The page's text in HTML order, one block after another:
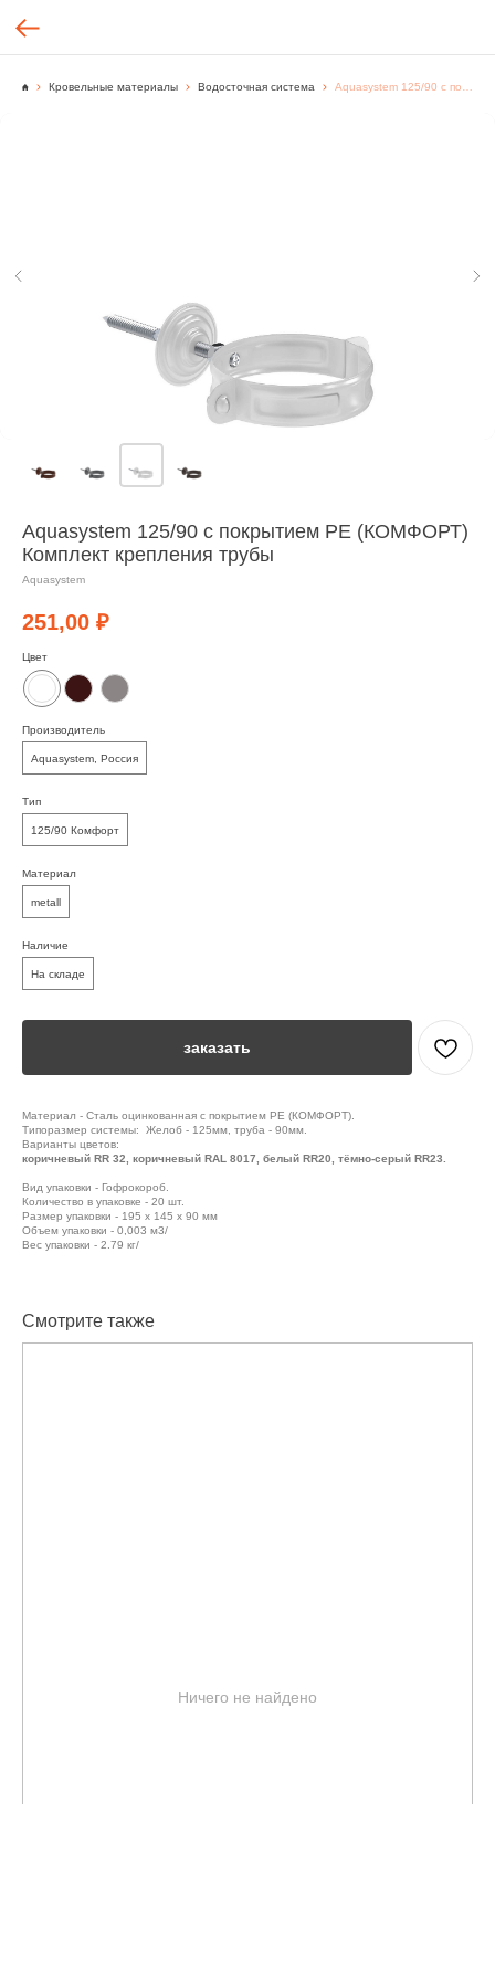
Кровельные материалы Водосточная система
Aquasystem 125/90 с покрытием PE (КОМФОРТ)
Комплект крепления трубы
Aquasystem
251,00 ₽
Цвет
Производитель
Aquasystem, Россия
Тип
125/90 Комфорт
Материал
metall
Наличие
На складе
заказать
Материал - Сталь оцинкованная с покрытием PE (КОМФОРТ).
Типоразмер системы: Желоб - 125мм, труба - 90мм.
Варианты цветов:
коричневый RR 32, коричневый RAL 8017, белый RR20, тёмно-серый RR23.
Вид упаковки - Гофрокороб.
Количество в упаковке - 20 шт.
Размер упаковки - 195 x 145 x 90 мм
Объем упаковки - 0,003 м3/
Вес упаковки - 2.79 кг/
Смотрите также
Ничего не найдено